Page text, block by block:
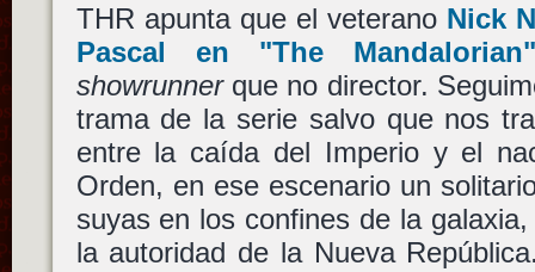
THR apunta que el veterano Nick
Pascal en "The Mandalorian"
showrunnerque no director.
trama de la serie salvo que nos
entre la caída del Imperio y el
Orden, en ese escenario un
suyas en los confines de la
la autoridad de la Nueva